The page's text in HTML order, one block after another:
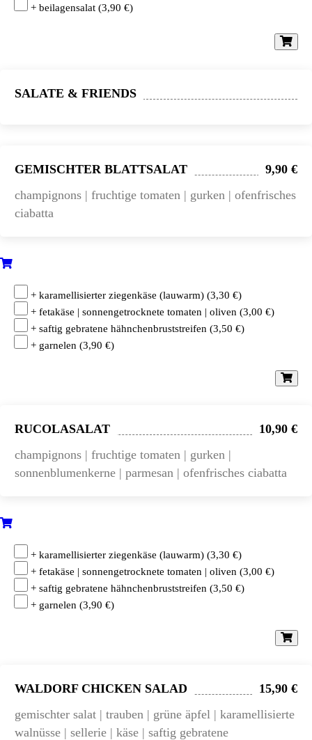
+ beilagensalat (3,90 €)
SALATE & FRIENDS
GEMISCHTER BLATTSALAT
9,90 €
champignons | fruchtige tomaten | gurken | ofenfrisches
ciabatta
+ karamellisierter ziegenkäse (lauwarm) (3,30 €)
+ fetakäse | sonnengetrocknete tomaten | oliven (3,00 €)
+ saftig gebratene hähnchenbruststreifen (3,50 €)
+ garnelen (3,90 €)
RUCOLASALAT
10,90 €
champignons | fruchtige tomaten | gurken |
sonnenblumenkerne | parmesan | ofenfrisches ciabatta
+ karamellisierter ziegenkäse (lauwarm) (3,30 €)
+ fetakäse | sonnengetrocknete tomaten | oliven (3,00 €)
+ saftig gebratene hähnchenbruststreifen (3,50 €)
+ garnelen (3,90 €)
WALDORF CHICKEN SALAD
15,90 €
gemischter salat | trauben | grüne äpfel | karamellisierte
walnüsse | sellerie | käse | saftig gebratene